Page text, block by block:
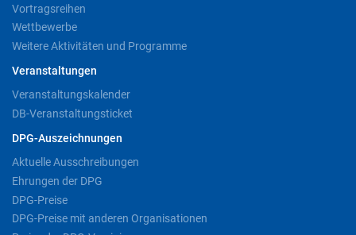
Vortragsreihen
Wettbewerbe
Weitere Aktivitäten und Programme
Veranstaltungen
Veranstaltungskalender
DB-Veranstaltungsticket
DPG-Auszeichnungen
Aktuelle Ausschreibungen
Ehrungen der DPG
DPG-Preise
DPG-Preise mit anderen Organisationen